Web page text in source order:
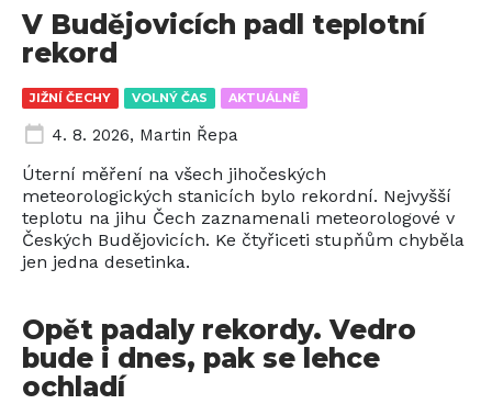
JIŽNÍ ČECHY VOLNÝ ČAS AKTUÁLNĚ
V Budějovicích padl teplotní
rekord
4. 8. 2026, Martin Řepa
Úterní měření na všech jihočeských
meteorologických stanicích bylo rekordní. Nejvyšší
teplotu na jihu Čech zaznamenali meteorologové v
Českých Budějovicích. Ke čtyřiceti stupňům chyběla
jen jedna desetinka.
Opět padaly rekordy. Vedro
bude i dnes, pak se lehce
ochladí